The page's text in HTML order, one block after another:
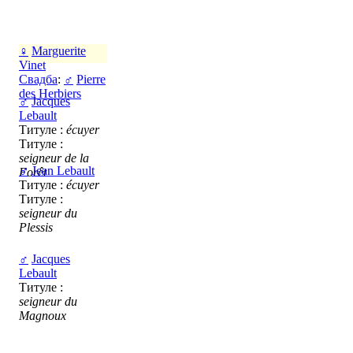
♀ Marguerite
Vinet
Свадба: ♂ Pierre
des Herbiers
♂ Jacques
Lebault
Титуле : écuyer
Титуле :
seigneur de la
Forêt
♂ Jean Lebault
Титуле : écuyer
Титуле :
seigneur du
Plessis
♂ Jacques
Lebault
Титуле :
seigneur du
Magnoux